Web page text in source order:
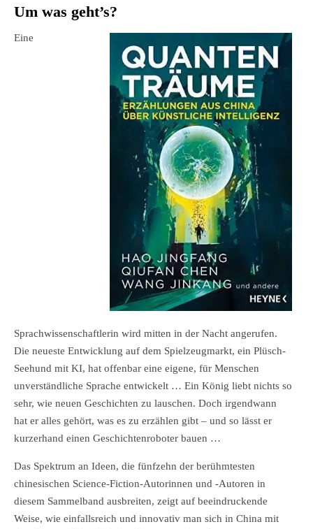
Um was geht’s?
Eine
Sprachwissenschaftlerin wird mitten in der Nacht angerufen.
Die neueste Entwicklung auf dem Spielzeugmarkt, ein Plüsch-
Seehund mit KI, hat offenbar eine eigene, für Menschen
unverständliche Sprache entwickelt … Ein König liebt nichts so
sehr, wie neuen Geschichten zu lauschen. Doch irgendwann
hat er alles gehört, was es zu erzählen gibt – und so lässt er
kurzerhand einen Geschichtenroboter bauen …
Das Spektrum an Ideen, die fünfzehn der berühmtesten
chinesischen Science-Fiction-Autorinnen und -Autoren in
diesem Sammelband ausbreiten, zeigt auf beeindruckende
Weise, wie einfallsreich und innovativ man sich in China mit